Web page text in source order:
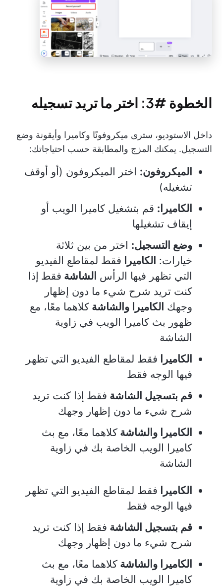
الخطوة #3: اختر ما تريد تسجيله
داخل الاستوديو، سترى ميكروفونًا وكاميرا وأيقونة وضع
التسجيل. يمكنك المزج والمطابقة حسب احتياجاتك:
الميكروفون: اختر الميكروفون (أو أوقف
تشغيله)
الكاميرا: قم بتشغيل كاميرا الويب أو
إيقاف تشغيلها
وضع التسجيل: اختر من بين ثلاثة
خيارات: الكاميرا فقط لمقاطع الفيديو
التي تظهر فيها الرأس الشاشة فقط إذا
كنت تريد شرح شيء ما دون إظهار
وجهك الكاميرا والشاشة كلاهما معًا، مع
ظهور بث كاميرا الويب في زاوية
الشاشة
الكاميرا فقط لمقاطع الفيديو التي تظهر
فيها الوجه فقط
قم بتسجيل الشاشة فقط إذا كنت تريد
شرح شيء ما دون إظهار وجهك
الكاميرا والشاشة كلاهما معًا، مع بث
كاميرا الويب الخاصة بك في زاوية
الشاشة
الكاميرا فقط لمقاطع الفيديو التي تظهر
فيها الوجه فقط
قم بتسجيل الشاشة فقط إذا كنت تريد
شرح شيء ما دون إظهار وجهك
الكاميرا والشاشة كلاهما معًا، مع بث
كاميرا الويب الخاصة بك في زاوية